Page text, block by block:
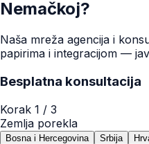
Nemačkoj?
Naša mreža agencija i
papirima i integracijom —
Besplatna konsultacija
Korak 1 / 3
Zemlja porekla
Bosna i Hercegovina Srbija